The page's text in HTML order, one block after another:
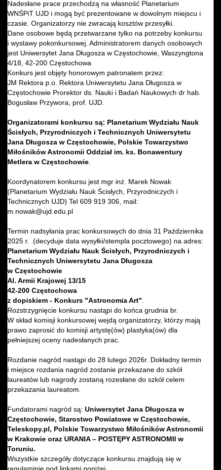
Nadesłane prace przechodzą na własność Planetarium
WNŚPiT UJD i mogą być prezentowane w dowolnym miejscu i
czasie. Organizatorzy nie zwracają kosztów przesyłki.
Dane osobowe będą przetwarzane tylko na potrzeby konkursu
i wystawy pokonkursowej. Administratorem danych osobowych
jest Uniwersytet Jana Długosza w Częstochowie, Waszyngtona
4/18, 42-200 Częstochowa
Konkurs jest objęty honorowym patronatem przez:
JM Rektora p.o. Rektora Uniwersytetu Jana Długosza w
Częstochowie Prorektor ds. Nauki i Badań Naukowych dr hab.
Bogusław Przywora, prof. UJD.
Organizatorami konkursu są: Planetarium Wydziału Nauk
Ścisłych, Przyrodniczych i Technicznych Uniwersytetu
Jana Długosza w Częstochowie, Polskie Towarzystwo
Miłośników Astronomii Oddział im. ks. Bonawentury
Metlera w Częstochowie
Koordynatorem konkursu jest mgr inż. Marek Nowak
(Planetarium Wydziału Nauk Ścisłych, Przyrodniczych i
Technicznych UJD) Tel 609 919 306, mail:
m.nowak@ujd.edu.pl
Termin nadsyłania prac konkursowych do dnia 31 Października
2025 r. (decyduje data wysyłki/stempla pocztowego) na adres:
Planetarium Wydziału Nauk Ścisłych, Przyrodniczych i
Technicznych Uniwersytetu Jana Długosza
w Częstochowie
Al. Armii Krajowej 13/15
42-200 Częstochowa
z dopiskiem - Konkurs "Astronomia Art"
Rozstrzygnięcie konkursu nastąpi do końca grudnia br.
W skład komisji konkursowej wejdą organizatorzy, którzy mają
prawo zaprosić do komisji artystę(ów) plastyka(ów) dla
pełniejszej oceny nadesłanych prac.
Rozdanie nagród nastąpi do 28 lutego 2026r. Dokładny termin
i miejsce rozdania nagród zostanie przekazane do szkół
laureatów lub nagrody zostaną rozesłane do szkół celem
przekazania laureatom.
Fundatorami nagród są: Uniwersytet Jana Długosza w
Częstochowie, Starostwo Powiatowe w Częstochowie,
Teleskopy.pl, Polskie Towarzystwo Miłośników Astronomii
w Krakowie oraz URANIA – POSTĘPY ASTRONOMII w
Toruniu.
Wszystkie szczegóły dotyczące konkursu znajdują się w